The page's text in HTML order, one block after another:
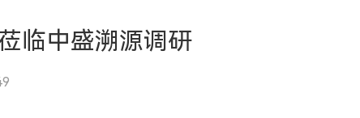
临中盛溯源调研